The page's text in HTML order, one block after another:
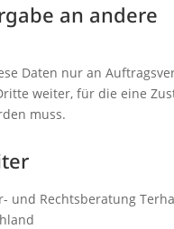
an andere
Daten nur an
weiter, für die eine
muss.
und Rechtsberatung